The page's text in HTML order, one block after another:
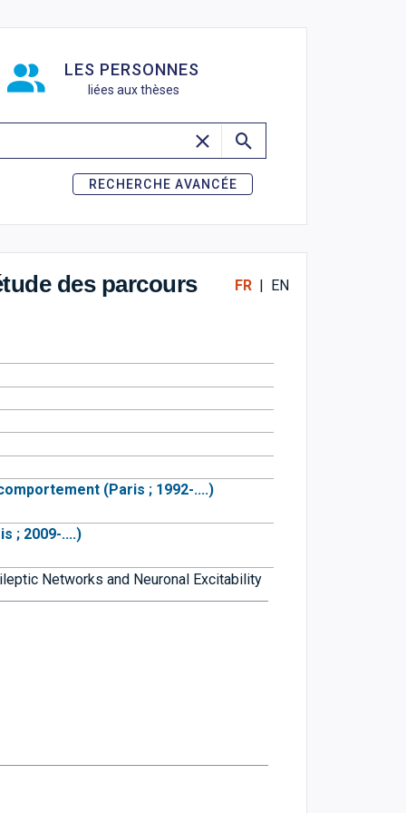
LES PERSONNES
liées aux thèses
RECHERCHE AVANCÉE
des parcours FR| EN
(Paris ; 1992-....)
; 2009-....)
Networks and Neuronal Excitability